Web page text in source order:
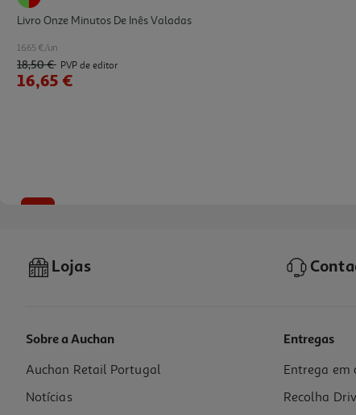
Livro Onze Minutos De Inês Valadas
16.65 €/un
18,50 € PVP de editor
16,65 €
Livro Revolução (livro Bolso) De Hugo Gonçalves
13.46 €/un
Lojas
Sobre a Auchan
Auchan Retail Portugal
Notícias
Entregas
Entrega em
Recolha